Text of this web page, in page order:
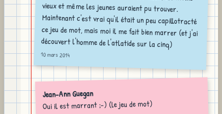
découvert l'homme de l'atlatide sur la cinq)
10 mars 2014
Jean-Ann Guegan
Oui il est marrant ;-) (le jeu de mot)